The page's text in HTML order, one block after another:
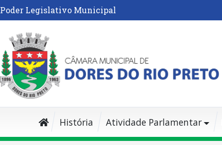
Poder Legislativo Municipal
História Atividade Parlamentar